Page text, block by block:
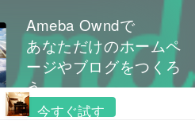
Ameba Owndで
あなただけのホームペ
ージやブログをつくろ
う
今すぐ試す